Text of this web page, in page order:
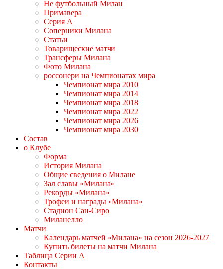
Не футбольный Милан
Примавера
Серия А
Соперники Милана
Статьи
Товарищеские матчи
Трансферы Милана
Фото Милана
россонери на Чемпионатах мира
Чемпионат мира 2010
Чемпионат мира 2014
Чемпионат мира 2018
Чемпионат мира 2022
Чемпионат мира 2026
Чемпионат мира 2030
Состав
о Клубе
Форма
История Милана
Общие сведения о Милане
Зал славы «Милана»
Рекорды «Милана»
Трофеи и награды «Милана»
Стадион Сан-Сиро
Миланелло
Матчи
Календарь матчей «Милана» на сезон 2026-2027
Купить билеты на матчи Милана
Таблица Серии А
Контакты